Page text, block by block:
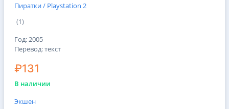
Пиратки / Playstation 2
(1)
Год: 2005
Перевод: текст
₽131
В наличии
Экшен